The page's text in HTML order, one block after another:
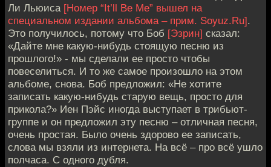
Ли Льюиса [Номер “It’ll Be Me” вышел на
специальном издании альбома – прим. Soyuz.Ru].
Это получилось, потому что Боб [Эзрин] сказал:
«Дайте мне какую-нибудь стоящую песню из
прошлого!» - мы сделали ее просто чтобы
повеселиться. И то же самое произошло на этом
альбоме, снова. Боб предложил: «Не хотите
записать какую-нибудь старую вещь, просто для
прикола?» Иен Пэйс иногда выступает в трибьют-
группе и он предложил эту песню – отличная песня,
очень простая. Было очень здорово ее записать,
слова мы взяли из интернета. На всё – про всё ушло
полчаса. С одного дубля.